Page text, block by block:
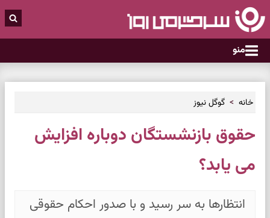
منو
خانه گوگل نیوز
حقوق بازنشستگان دوباره افزایش
می یابد؟
انتظارها به سر رسید و با صدور احکام حقوقی